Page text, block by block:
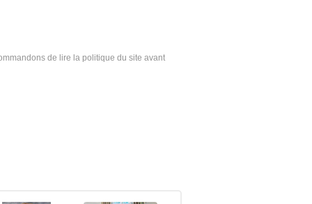
de lire la politique du site avant